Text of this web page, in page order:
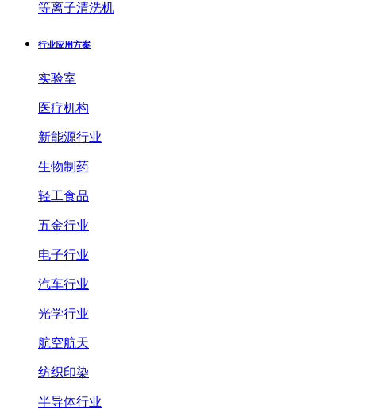
等离子清洗机
行业应用方案
实验室
医疗机构
新能源行业
生物制药
轻工食品
五金行业
电子行业
汽车行业
光学行业
航空航天
纺织印染
半导体行业